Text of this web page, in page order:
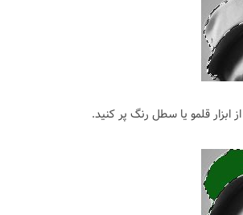
ابزار قلمو يا سطل رنگ پر كنيد.